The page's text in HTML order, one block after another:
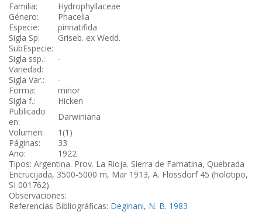
Familia:
Hydrophyllaceae
Género:
Phacelia
Especie:
pinnatifida
Sigla Sp:
Griseb. ex Wedd.
SubEspecie:
Sigla ssp.:
-
Variedad:
Sigla Var.:
-
Forma:
minor
Sigla f.:
Hicken
Publicado
en:
Darwiniana
Volumen:
1(1)
Páginas:
33
Año:
1922
Tipos: Argentina. Prov. La Rioja. Sierra de Famatina, Quebrada
Encrucijada, 3500-5000 m, Mar 1913, A. Flossdorf 45 (holotipo,
SI 001762).
Observaciones:
Referencias Bibliográficas: Deginani, N. B. 1983